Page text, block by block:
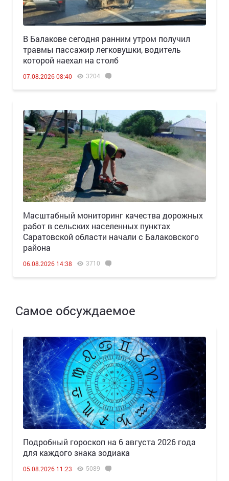
В Балакове сегодня ранним утром получил
травмы пассажир легковушки, водитель
которой наехал на столб
07.08.2026 08:40 3204
Масштабный мониторинг качества дорожных
работ в сельских населенных пунктах
Саратовской области начали с Балаковского
района
06.08.2026 14:38 3710
Самое обсуждаемое
Подробный гороскоп на 6 августа 2026 года
для каждого знака зодиака
05.08.2026 11:23 5089